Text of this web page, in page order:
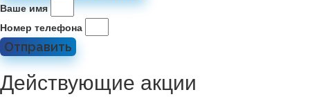
Ваше имя
Номер телефона
Отправить
Действующие акции